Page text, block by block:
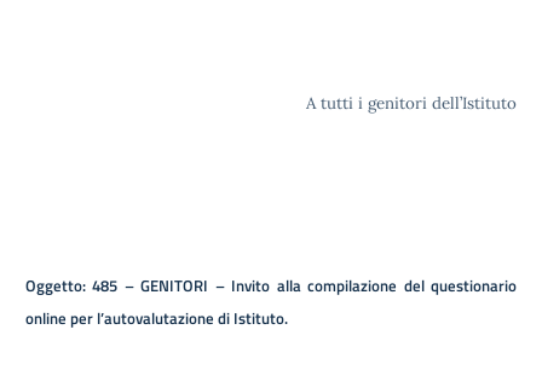
A tutti i genitori dell’Istituto
Oggetto: 485 – GENITORI – Invito alla compilazione del questionario
online per l’autovalutazione di Istituto.